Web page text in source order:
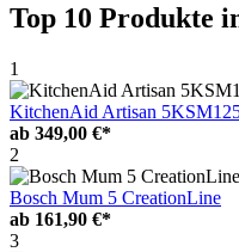
Top 10 Produkte
1
KitchenAid Artisan
ab 349,00 €*
2
Bosch Mum 5 CreationLine
ab 161,90 €*
3